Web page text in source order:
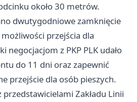
około 30 metrów.
dwutygodniowe zamknięcie
przejścia dla
negocjacjom z PKP PLK udało
do 11 dni oraz zapewnić
przejście dla osób pieszych.
Zakładu Linii